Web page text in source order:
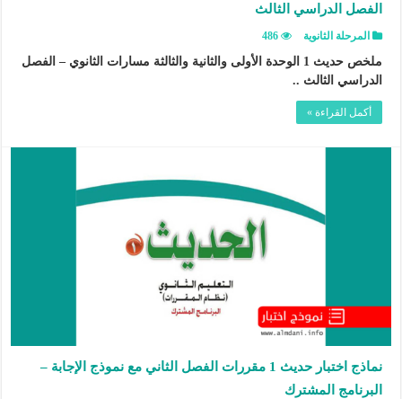
الفصل الدراسي الثالث
المرحلة الثانوية 486
ملخص حديث 1 الوحدة الأولى والثانية والثالثة مسارات الثانوي – الفصل
الدراسي الثالث ..
أكمل القراءة »
نماذج اختبار حديث 1 مقررات الفصل الثاني مع نموذج الإجابة –
البرنامج المشترك